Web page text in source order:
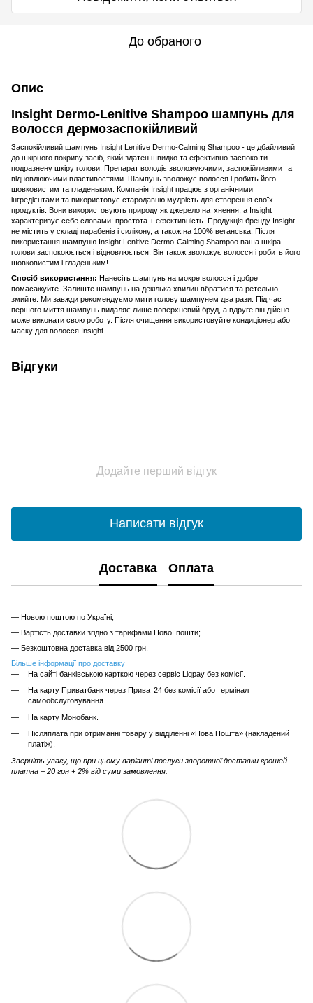
До обраного
Опис
Insight Dermo-Lenitive Shampoo шампунь для
волосся дермозаспокійливий
Заспокійливий шампунь Insight Lenitive Dermo-Calming Shampoo - це дбайливий
до шкірного покриву засіб, який здатен швидко та ефективно заспокоїти
подразнену шкіру голови. Препарат володіє зволожуючими, заспокійливими та
відновлюючими властивостями. Шампунь зволожує волосся і робить його
шовковистим та гладеньким. Компанія Insight працює з органічними
інгредієнтами та використовує стародавню мудрість для створення своїх
продуктів. Вони використовують природу як джерело натхнення, а Insight
характеризує себе словами: простота + ефективність. Продукція бренду Insight
не містить у складі парабенів і силікону, а також на 100% веганська. Після
використання шампуню Insight Lenitive Dermo-Calming Shampoo ваша шкіра
голови заспокоюється і відновлюється. Він також зволожує волосся і робить його
шовковистим і гладеньким!
Спосіб використання: Нанесіть шампунь на мокре волосся і добре
помасажуйте. Залиште шампунь на декілька хвилин вбратися та ретельно
змийте. Ми завжди рекомендуємо мити голову шампунем два рази. Під час
першого миття шампунь видаляє лише поверхневий бруд, а вдруге він дійсно
може виконати свою роботу. Після очищення використовуйте кондиціонер або
маску для волосся Insight.
Відгуки
Додайте перший відгук
Написати відгук
Доставка Оплата
— Новою поштою по Україні;
— Вартість доставки згідно з тарифами Нової пошти;
— Безкоштовна доставка від 2500 грн.
Більше інформації про доставку
На сайті банківською карткою через сервіс Liqpay без комісії.
На карту Приватбанк через Приват24 без комісії або термінал
самообслуговування.
На карту Монобанк.
Післяплата при отриманні товару у відділенні «Нова Пошта» (накладений
платіж).
Зверніть увагу, що при цьому варіанті послуги зворотної доставки грошей
платна – 20 грн + 2% від суми замовлення.